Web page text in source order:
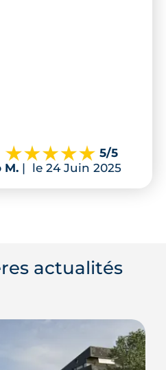
5/5
M. | le 24 Juin 2025
actualités